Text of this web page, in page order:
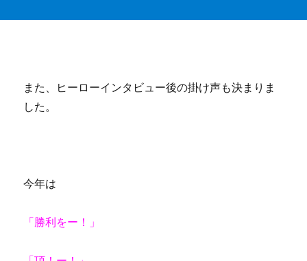
また、ヒーローインタビュー後の掛け声も決まりま
した。
今年は
「勝利をー！」